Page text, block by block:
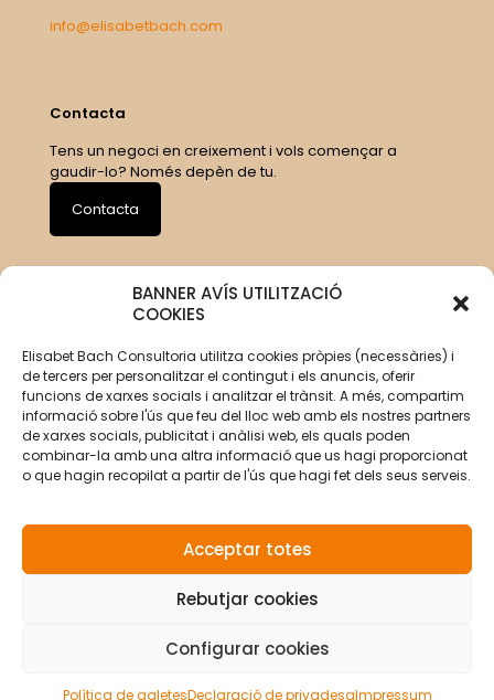
BANNER AVÍS UTILITZACIÓ
COOKIES
Elisabet Bach Consultoria utilitza cookies pròpies (necessàries) i
de tercers per personalitzar el contingut i els anuncis, oferir
funcions de xarxes socials i analitzar el trànsit. A més, compartim
informació sobre l'ús que feu del lloc web amb els nostres partners
de xarxes socials, publicitat i anàlisi web, els quals poden
combinar-la amb una altra informació que us hagi proporcionat
o que hagin recopilat a partir de l'ús que hagi fet dels seus serveis.
Acceptar totes
Rebutjar cookies
Configurar cookies
Política de galetesDeclaració de privadesaImpressum
info@elisabetbach.com
Contacta
Tens un negoci en creixement i vols començar a
gaudir-lo? Només depèn de tu.
Contacta
Política de privacitat|Política de cookies